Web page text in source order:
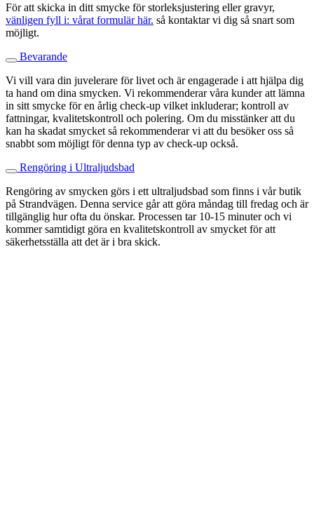
För att skicka in ditt smycke för storleksjustering eller gravyr,
vänligen fyll i: vårat formulär här. så kontaktar vi dig så snart som
möjligt.
Bevarande
Vi vill vara din juvelerare för livet och är engagerade i att hjälpa dig
ta hand om dina smycken. Vi rekommenderar våra kunder att lämna
in sitt smycke för en årlig check-up vilket inkluderar; kontroll av
fattningar, kvalitetskontroll och polering. Om du misstänker att du
kan ha skadat smycket så rekommenderar vi att du besöker oss så
snabbt som möjligt för denna typ av check-up också.
Rengöring i Ultraljudsbad
Rengöring av smycken görs i ett ultraljudsbad som finns i vår butik
på Strandvägen. Denna service går att göra måndag till fredag och är
tillgänglig hur ofta du önskar. Processen tar 10-15 minuter och vi
kommer samtidigt göra en kvalitetskontroll av smycket för att
säkerhetsställa att det är i bra skick.